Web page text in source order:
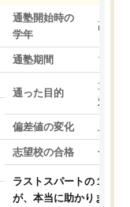
通塾開始時の
学年
高3
通塾期間 1～3
通った目的
大学
対策
偏差値の変化 上が
志望校の合格 合格
ラストスパートの１か月
が、本当に助かりました